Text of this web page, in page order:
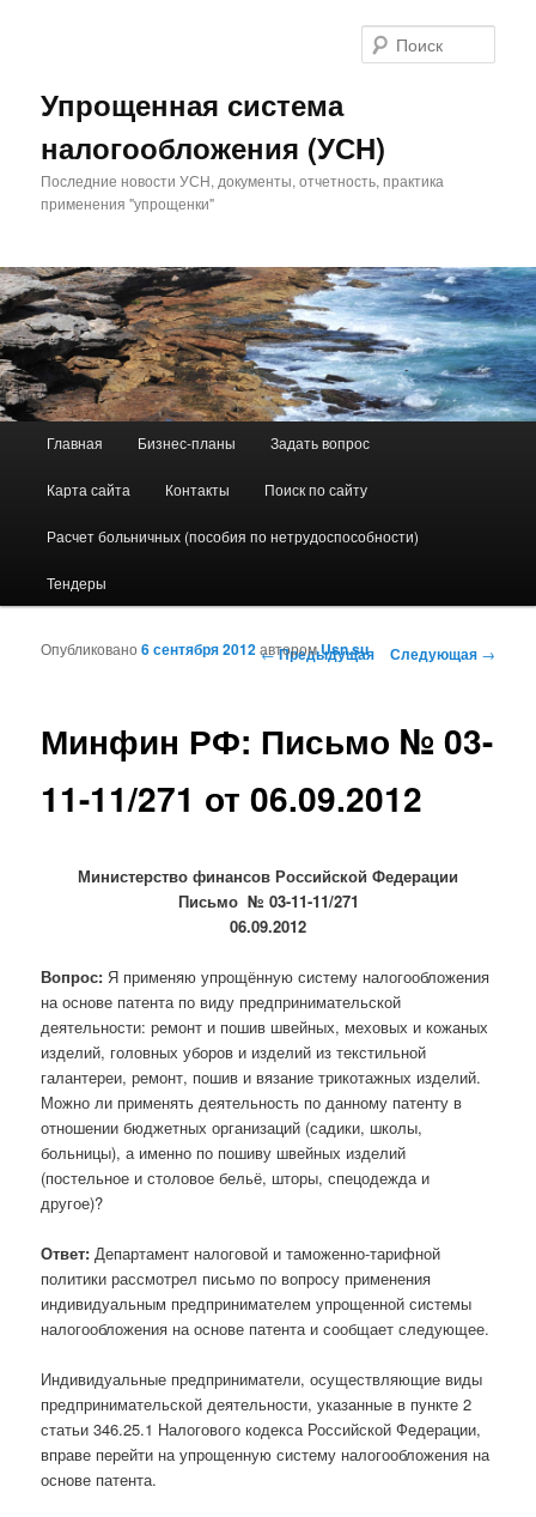
Упрощенная система
налогообложения (УСН)
Последние новости УСН, документы, отчетность, практика
применения "упрощенки"
Перейти к основному содержимому
Перейти к дополнительному содержимому
Главная Бизнес-планы Задать вопрос
Карта сайта Контакты Поиск по сайту
Расчет больничных (пособия по нетрудоспособности)
Тендеры
Навигация по записям
←Предыдущая Следующая →
Минфин РФ: Письмо № 03-
11-11/271 от 06.09.2012
Опубликовано6 сентября 2012авторомUsn.su
Министерство финансов Российской Федерации
Письмо № 03-11-11/271
06.09.2012
Вопрос: Я применяю упрощённую систему налогообложения
на основе патента по виду предпринимательской
деятельности: ремонт и пошив швейных, меховых и кожаных
изделий, головных уборов и изделий из текстильной
галантереи, ремонт, пошив и вязание трикотажных изделий.
Можно ли применять деятельность по данному патенту в
отношении бюджетных организаций (садики, школы,
больницы), а именно по пошиву швейных изделий
(постельное и столовое бельё, шторы, спецодежда и
другое)?
Ответ: Департамент налоговой и таможенно-тарифной
политики рассмотрел письмо по вопросу применения
индивидуальным предпринимателем упрощенной системы
налогообложения на основе патента и сообщает следующее.
Индивидуальные предприниматели, осуществляющие виды
предпринимательской деятельности, указанные в пункте 2
статьи 346.25.1 Налогового кодекса Российской Федерации,
вправе перейти на упрощенную систему налогообложения на
основе патента.